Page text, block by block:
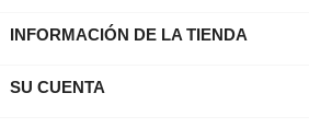
INFORMACIÓN DE LA TIENDA
SU CUENTA